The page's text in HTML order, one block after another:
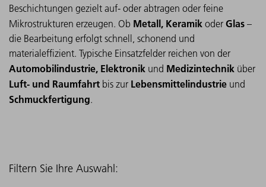
Beschichtungen gezielt auf- oder abtragen oder feine
Mikrostrukturen erzeugen. Ob Metall, Keramik oder Glas –
die Bearbeitung erfolgt schnell, schonend und
materialeffizient. Typische Einsatzfelder reichen von der
Automobilindustrie, Elektronik und Medizintechnik über
Luft- und Raumfahrt bis zur Lebensmittelindustrie und
Schmuckfertigung.
Filtern Sie Ihre Auswahl: